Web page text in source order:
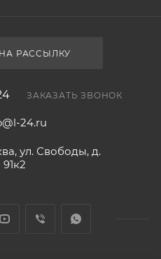
РАССЫЛКУ
ЗАКАЗАТЬ ЗВОНОК
24.ru
ул. Свободы, д.
91к2